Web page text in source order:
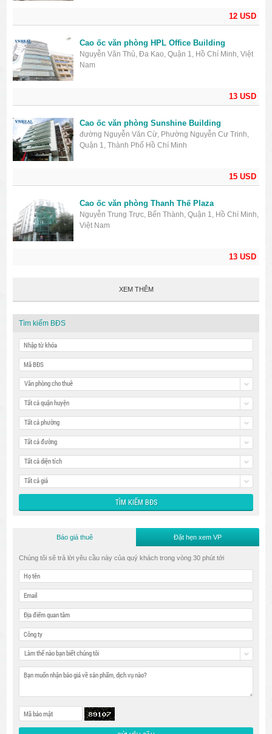
12 USD
13 USD
Cao ốc văn phòng HPL Office Building
Nguyễn Văn Thủ, Đa Kao, Quận 1, Hồ Chí Minh, Việt
Nam
15 USD
Cao ốc văn phòng Sunshine Building
đường Nguyễn Văn Cừ, Phường Nguyễn Cư Trinh,
Quận 1, Thành Phố Hồ Chí Minh
13 USD
Cao ốc văn phòng Thanh Thế Plaza
Nguyễn Trung Trực, Bến Thành, Quận 1, Hồ Chí Minh,
Việt Nam
XEM THÊM
Tìm kiếm BĐS
Văn phòng cho thuê
Tất cả quận huyện
Tất cả phường
Tất cả đường
Tất cả diện tích
Tất cả giá
Báo giá thuê Đặt hẹn xem VP
Chúng tôi sẽ trả lời yêu cầu này của quý khách trong vòng 30 phút tới
Làm thế nào bạn biết chúng tôi